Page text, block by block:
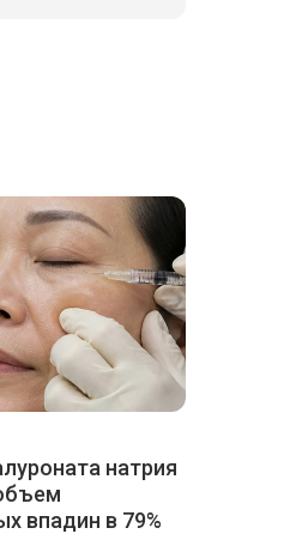
натрия
впадин в 79%